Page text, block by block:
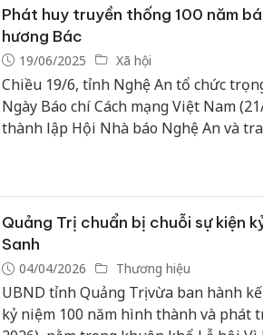
Phát huy truyền thống 100 năm
hương Bác
19/06/2025 Xã hội
Chiều 19/6, tỉnh Nghệ An tổ chức
Ngày Báo chí Cách mạng Việt Nam
thành lập Hội Nhà báo Nghệ An và
Quảng Trị chuẩn bị chuỗi sự kiện
Sanh
04/04/2026 Thương hiệu
UBND tỉnh Quảng Trị vừa ban hành
kỷ niệm 100 năm hình thành và phát